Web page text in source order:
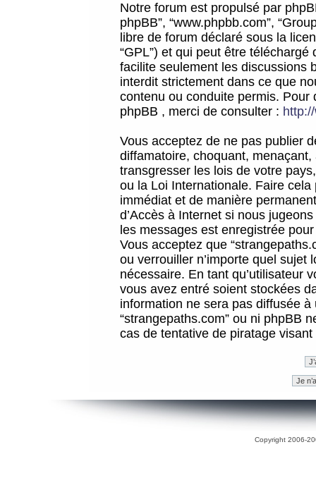
Notre forum est propulsé par
phpBB”, “www.phpbb.com”,
libre de forum déclaré sous la
“GPL”) et qui peut être téléchargé
facilite seulement les discussions
interdit strictement dans ce que
contenu ou conduite permis.
phpBB , merci de consulter :
Vous acceptez de ne pas publier
diffamatoire, choquant,
transgresser les lois de votre
ou la Loi Internationale. Faire
immédiat et de manière
d’Accès à Internet si nous
les messages est enregistrée
Vous acceptez que
ou verrouiller n’importe quel sujet
nécessaire. En tant qu’utilisateur
vous avez entré soient stockées
information ne sera pas diffusée
“strangepaths.com” ou ni phpBB
cas de tentative de piratage
Copyright 2006-